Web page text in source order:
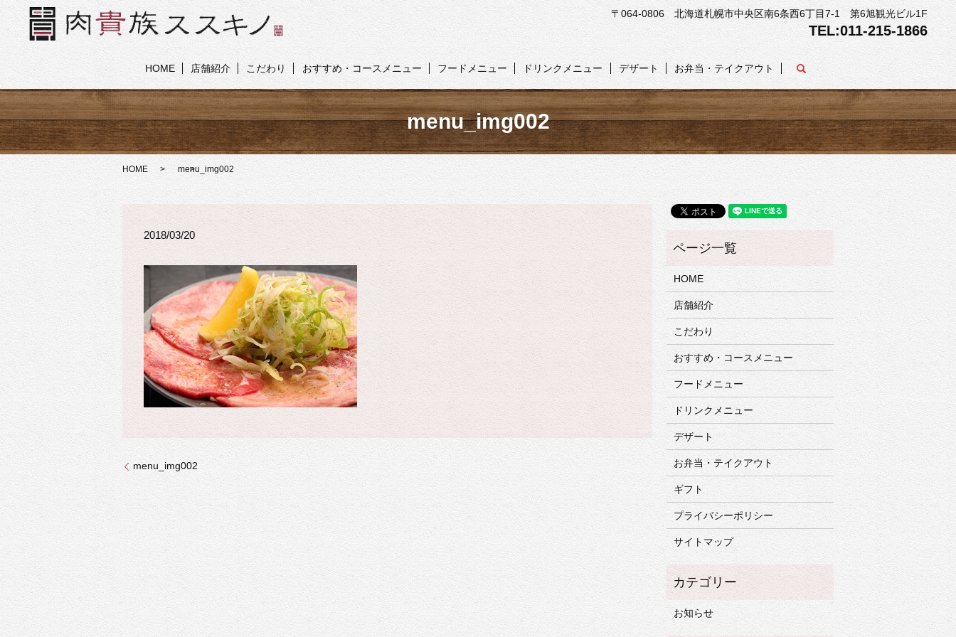
〒064-0806 北海道札幌市中央区南6条西6丁目7-1 第6旭観光ビル1F
TEL:011-215-1866
HOME 店舗紹介 こだわり おすすめ・コースメニュー フードメニュー ドリンクメニュー デザート お弁当・テイクアウト search
menu_img002
HOME menu_img002
2018/03/20
menu_img002
HOME
店舗紹介
こだわり
おすすめ・コースメニュー
フードメニュー
ドリンクメニュー
デザート
お弁当・テイクアウト
ギフト
プライバシーポリシー
サイトマップ
お知らせ